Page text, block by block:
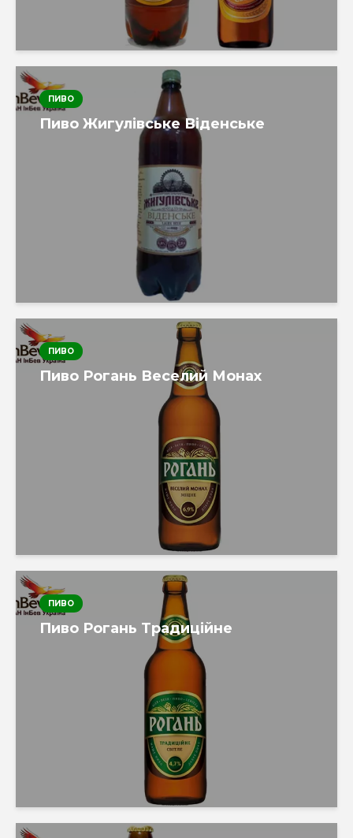
ПИВО
Пиво Жигулівське Віденське
ПИВО
Пиво Рогань Веселий Монах
ПИВО
Пиво Рогань Традиційне